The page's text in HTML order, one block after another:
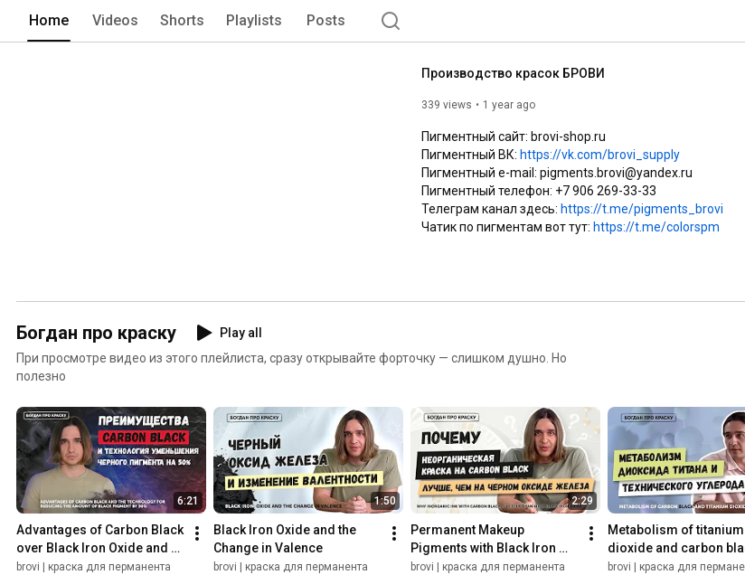
Home Videos Shorts Playlists Posts
Производство красок БРОВИ
339 views 1 year ago
Пигментный сайт: brovi-shop.ru
Пигментный ВК: https://vk.com/brovi_supply
Пигментный e-mail: pigments.brovi@yandex.ru
Пигментный телефон: +7 906 269-33-33
Телеграм канал здесь: https://t.me/pigments_brovi
https://t.me/colorspm
Богдан про краску
Play all
При просмотре видео из этого плейлиста, сразу открывайте форточку — слишком душно. Но
полезно
6:21
Advantages of Carbon Black
over Black Iron Oxide and
the new brovi pigment
brovi | краска для перманента
1:50
Black Iron Oxide and the
Change in Valence
brovi | краска для перманента
2:29
Permanent Makeup
Pigments with Black Iron
Oxide are a Cost-Cutting
brovi | краска для перманента
Metabolism of titanium
dioxide and carbon
Bogdan on ink
brovi | краска для